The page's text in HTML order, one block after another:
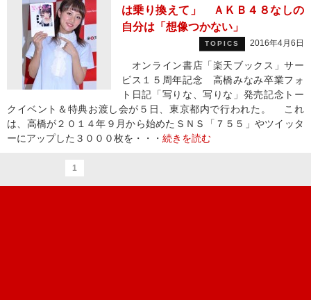
は乗り換えて」 ＡＫＢ４８なしの
自分は「想像つかない」
TOPICS 2016年4月6日
オンライン書店「楽天ブックス」サー
ビス１５周年記念 高橋みなみ卒業フォ
ト日記「写りな、写りな」発売記念トー
クイベント＆特典お渡し会が５日、東京都内で行われた。 これ
は、高橋が２０１４年９月から始めたＳＮＳ「７５５」やツイッタ
ーにアップした３０００枚を・・・ 続きを読む
1